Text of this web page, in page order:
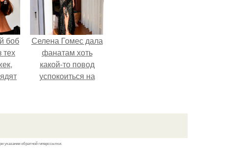
боб
тех
Селена Гомес дала
фанатам хоть
какой-то повод
успокоиться на
свадьбе Тейлор
указании обратной гиперссылки.